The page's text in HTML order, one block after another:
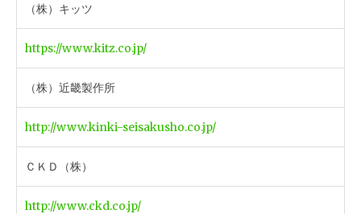
（株）キッツ
https://www.kitz.co.jp/
（株）近畿製作所
http://www.kinki-seisakusho.co.jp/
ＣＫＤ（株）
http://www.ckd.co.jp/